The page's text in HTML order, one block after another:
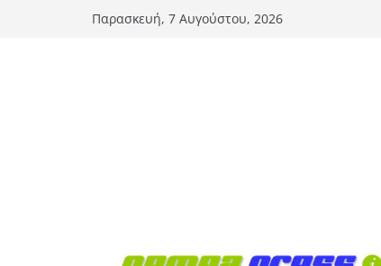
Παρασκευή, 7 Αυγούστου, 2026